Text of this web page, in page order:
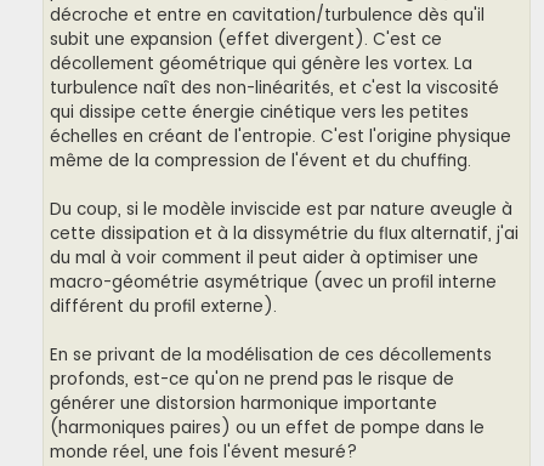
décroche et entre en cavitation/turbulence dès qu'il
subit une expansion (effet divergent). C'est ce
décollement géométrique qui génère les vortex. La
turbulence naît des non-linéarités, et c'est la viscosité
qui dissipe cette énergie cinétique vers les petites
échelles en créant de l'entropie. C'est l'origine physique
même de la compression de l'évent et du chuffing.
Du coup, si le modèle inviscide est par nature aveugle à
cette dissipation et à la dissymétrie du flux alternatif, j'ai
du mal à voir comment il peut aider à optimiser une
macro-géométrie asymétrique (avec un profil interne
différent du profil externe).
En se privant de la modélisation de ces décollements
profonds, est-ce qu'on ne prend pas le risque de
générer une distorsion harmonique importante
(harmoniques paires) ou un effet de pompe dans le
monde réel, une fois l'évent mesuré?